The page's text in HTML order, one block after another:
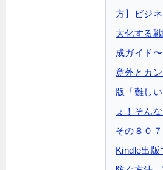
方】ビジ
大化する
成ガイド〜
意外とカ
版「難し
ょ！そん
その８０
Kindle出版